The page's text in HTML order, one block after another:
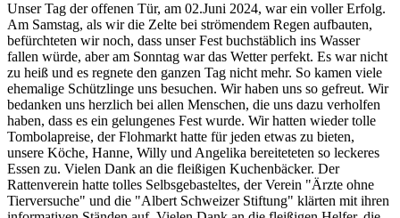
Unser Tag der offenen Tür, am 02.Juni 2024, war ein voller Erfolg.
Am Samstag, als wir die Zelte bei strömendem Regen aufbauten,
befürchteten wir noch, dass unser Fest buchstäblich ins Wasser
fallen würde, aber am Sonntag war das Wetter perfekt. Es war nicht
zu heiß und es regnete den ganzen Tag nicht mehr. So kamen viele
ehemalige Schützlinge uns besuchen. Wir haben uns so gefreut. Wir
bedanken uns herzlich bei allen Menschen, die uns dazu verholfen
haben, dass es ein gelungenes Fest wurde. Wir hatten wieder tolle
Tombolapreise, der Flohmarkt hatte für jeden etwas zu bieten,
unsere Köche, Hanne, Willy und Angelika bereiteteten so leckeres
Essen zu. Vielen Dank an die fleißigen Kuchenbäcker. Der
Rattenverein hatte tolles Selbsgebasteltes, der Verein "Ärzte ohne
Tierversuche" und die "Albert Schweizer Stiftung" klärten mit ihren